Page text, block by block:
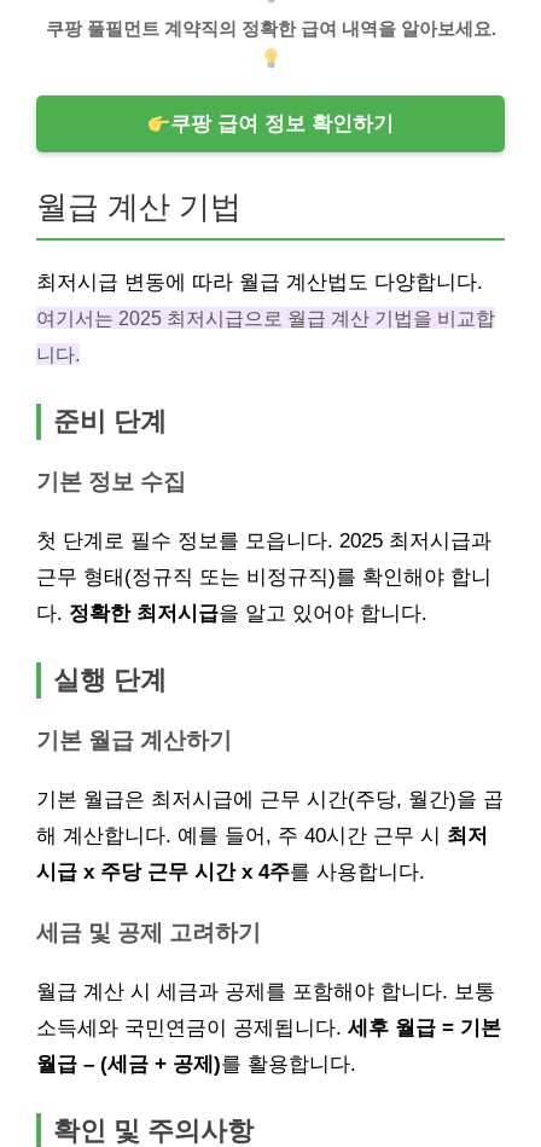
쿠팡 풀필먼트 계약직의 정확한 급여 내역을 알아보세요.
쿠팡 급여 정보 확인하기
월급 계산 기법
최저시급 변동에 따라 월급 계산법도 다양합니다.
여기서는 2025 최저시급으로 월급 계산 기법을 비교합
니다.
준비 단계
기본 정보 수집
첫 단계로 필수 정보를 모읍니다. 2025 최저시급과
근무 형태(정규직 또는 비정규직)를 확인해야 합니
다. 정확한 최저시급을 알고 있어야 합니다.
실행 단계
기본 월급 계산하기
기본 월급은 최저시급에 근무 시간(주당, 월간)을 곱
해 계산합니다. 예를 들어, 주 40시간 근무 시 최저
시급 x 주당 근무 시간 x 4주를 사용합니다.
세금 및 공제 고려하기
월급 계산 시 세금과 공제를 포함해야 합니다. 보통
소득세와 국민연금이 공제됩니다. 세후 월급 = 기본
월급 – (세금 + 공제)를 활용합니다.
확인 및 주의사항